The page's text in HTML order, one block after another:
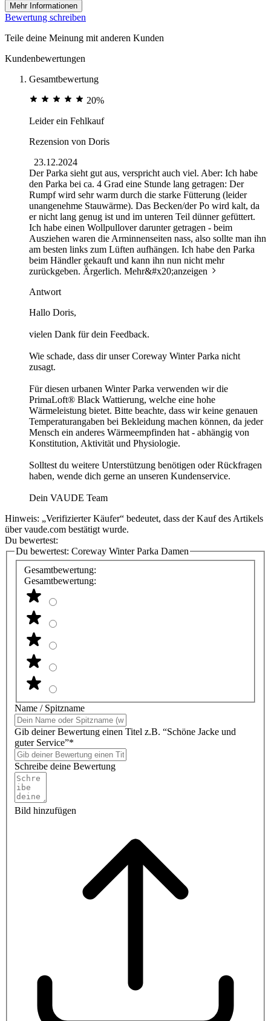
Mehr Informationen
Bewertung schreiben
Teile deine Meinung mit anderen Kunden
Kundenbewertungen
Gesamtbewertung
20%
Leider ein Fehlkauf
Rezension von Doris
23.12.2024
Der Parka sieht gut aus, verspricht auch viel. Aber: Ich habe
den Parka bei ca. 4 Grad eine Stunde lang getragen: Der
Rumpf wird sehr warm durch die starke Fütterung (leider
unangenehme Stauwärme). Das Becken/der Po wird kalt, da
er nicht lang genug ist und im unteren Teil dünner gefüttert.
Ich habe einen Wollpullover darunter getragen - beim
Ausziehen waren die Arminnenseiten nass, also sollte man ihn
am besten links zum Lüften aufhängen. Ich habe den Parka
beim Händler gekauft und kann ihn nun nicht mehr
zurückgeben. Ärgerlich. Mehr&#x20;anzeigen
Antwort
Hallo Doris,
vielen Dank für dein Feedback.
Wie schade, dass dir unser Coreway Winter Parka nicht
zusagt.
Für diesen urbanen Winter Parka verwenden wir die
PrimaLoft® Black Wattierung, welche eine hohe
Wärmeleistung bietet. Bitte beachte, dass wir keine genauen
Temperaturangaben bei Bekleidung machen können, da jeder
Mensch ein anderes Wärmeempfinden hat - abhängig von
Konstitution, Aktivität und Physiologie.
Solltest du weitere Unterstützung benötigen oder Rückfragen
haben, wende dich gerne an unseren Kundenservice.
Dein VAUDE Team
Hinweis: „Verifizierter Käufer“ bedeutet, dass der Kauf des Artikels
über vaude.com bestätigt wurde.
Du bewertest:
Du bewertest: Coreway Winter Parka Damen
Gesamtbewertung:
Gesamtbewertung:
Name / Spitzname
Gib deiner Bewertung einen Titel z.B. “Schöne Jacke und
guter Service”*
Schreibe deine Bewertung
Bild hinzufügen